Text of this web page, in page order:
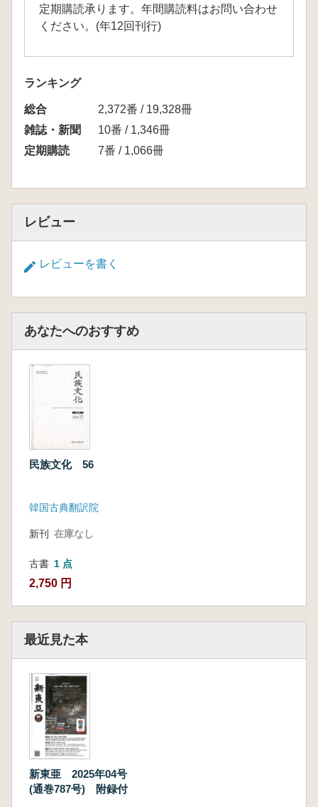
定期購読承ります。年間購読料はお問い合わせ
ください。(年12回刊行)
ランキング
総合
2,372番 / 19,328冊
雑誌・新聞
10番 / 1,346冊
定期購読
7番 / 1,066冊
レビュー
レビューを書く
あなたへのおすすめ
民族文化 56
韓国古典翻訳院
新刊 在庫なし
古書 1 点
2,750 円
最近見た本
新東亜 2025年04号
(通巻787号) 附録付